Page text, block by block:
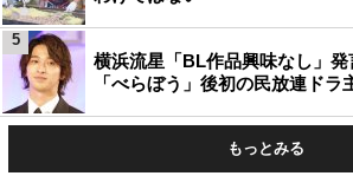
横浜流星「BL作品興味なし」
「べらぼう」後初の民放連ドラ
5
もっとみる